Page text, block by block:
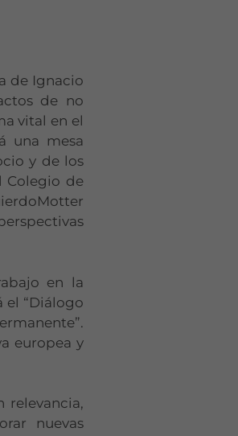
de Ignacio
de no
vital en el
una mesa
y de los
Colegio de
en la
el “Diálogo
europea y
relevancia,
nuevas
no